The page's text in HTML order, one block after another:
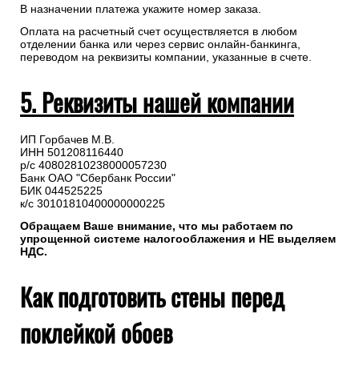
В назначении платежа укажите номер заказа.
Оплата на расчетный счет осуществляется в любом
отделении банка или через сервис онлайн-банкинга,
переводом на реквизиты компании, указанные в счете.
5. Реквизиты нашей компании
ИП Горбачев М.В.
ИНН 501208116440
р/с 40802810238000057230
Банк ОАО "Сбербанк России"
БИК 044525225
к/с 30101810400000000225
Обращаем Ваше внимание, что мы работаем по
упрощенной системе налогооблажения и НЕ выделяем
НДС.
Как подготовить стены перед
поклейкой обоев